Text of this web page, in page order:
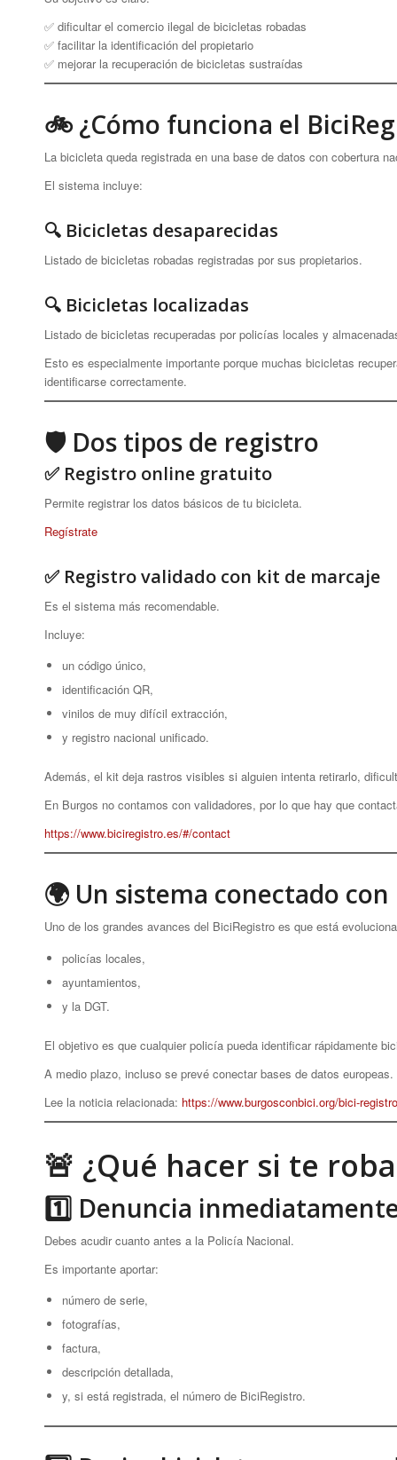
✅ dificultar el comercio ilegal de bicicletas robadas
✅ facilitar la identificación del propietario
✅ mejorar la recuperación de bicicletas sustraídas
🚲 ¿Cómo funciona el
La bicicleta queda registrada en una base de datos con cobertura
El sistema incluye:
🔍 Bicicletas desaparecidas
Listado de bicicletas robadas registradas por sus propietarios.
🔍 Bicicletas localizadas
Listado de bicicletas recuperadas por policías locales y
Esto es especialmente importante porque muchas bicicletas
identificarse correctamente.
🛡 Dos tipos de registro
✅ Registro online gratuito
Permite registrar los datos básicos de tu bicicleta.
Regístrate
✅ Registro validado con kit de marcaje
Es el sistema más recomendable.
Incluye:
un código único,
identificación QR,
vinilos de muy difícil extracción,
y registro nacional unificado.
Además, el kit deja rastros visibles si alguien intenta retirarlo,
En Burgos no contamos con validadores, por lo que hay que
https://www.biciregistro.es/#/contact
🌍 Un sistema conectado con
Uno de los grandes avances del BiciRegistro es que está
policías locales,
ayuntamientos,
y la DGT.
El objetivo es que cualquier policía pueda identificar rápidamente
A medio plazo, incluso se prevé conectar bases de datos europeas.
Lee la noticia relacionada: https://www.burgosconbici.org/bici-
🚨 ¿Qué hacer si te
1️⃣ Denuncia
Debes acudir cuanto antes a la Policía Nacional.
Es importante aportar:
número de serie,
fotografías,
factura,
descripción detallada,
y, si está registrada, el número de BiciRegistro.